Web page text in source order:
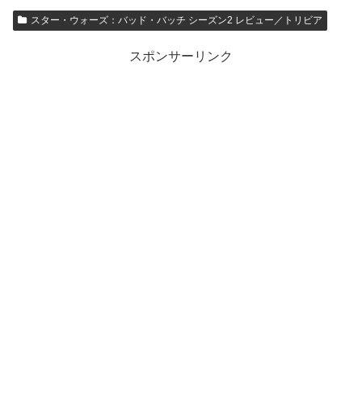
スター・ウォーズ：バッド・バッチ シーズン2 レビュー／トリビア
スポンサーリンク